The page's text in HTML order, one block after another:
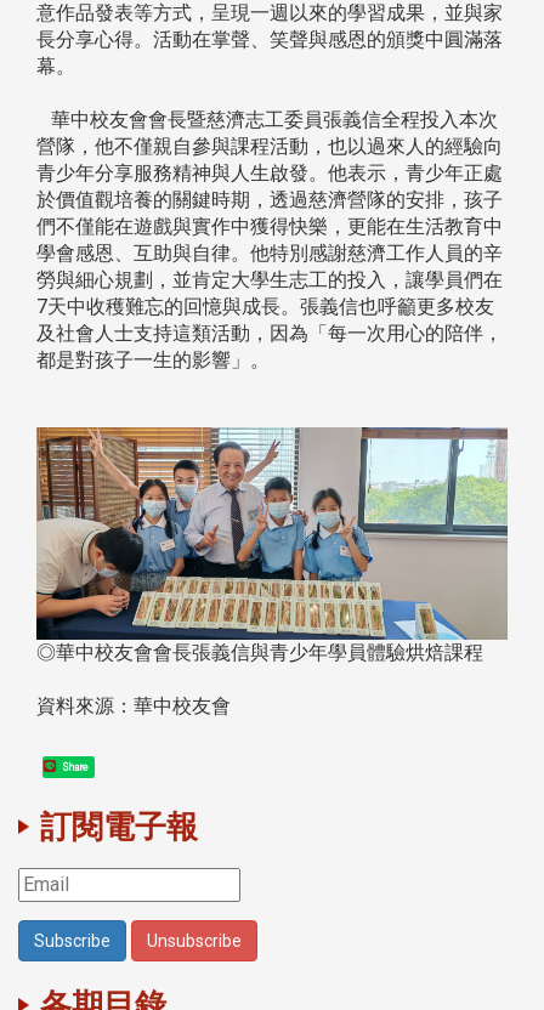
意作品發表等方式，呈現一週以來的學習成果，並與家
長分享心得。活動在掌聲、笑聲與感恩的頒獎中圓滿落
幕。
華中校友會會長暨慈濟志工委員張義信全程投入本次
營隊，他不僅親自參與課程活動，也以過來人的經驗向
青少年分享服務精神與人生啟發。他表示，青少年正處
於價值觀培養的關鍵時期，透過慈濟營隊的安排，孩子
們不僅能在遊戲與實作中獲得快樂，更能在生活教育中
學會感恩、互助與自律。他特別感謝慈濟工作人員的辛
勞與細心規劃，並肯定大學生志工的投入，讓學員們在
7天中收穫難忘的回憶與成長。張義信也呼籲更多校友
及社會人士支持這類活動，因為「每一次用心的陪伴，
都是對孩子一生的影響」。
◎華中校友會會長張義信與青少年學員體驗烘焙課程
資料來源：華中校友會
Share
訂閱電子報